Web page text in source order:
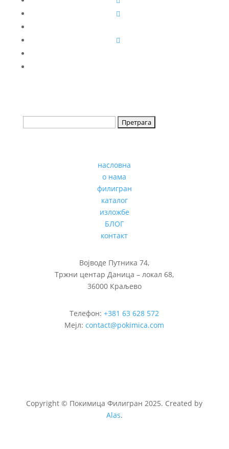
насловна
о нама
филигран
каталог
изложбе
БЛОГ
контакт
Војводе Путника 74,
Тржни центар Даница – локал 68,
36000 Краљево
Телефон:+381 63 628 572
Мејл:contact@pokimica.com
Copyright© Покимица Филигран 2025. Created by
Alas.